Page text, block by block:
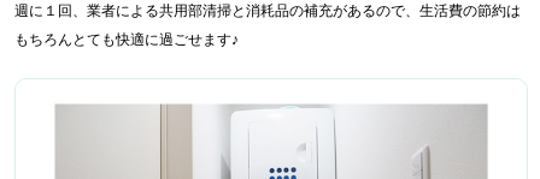
週に１回、業者による共用部清掃と消耗品の補充があるので、生活費の節約は
もちろんとても快適に過ごせます♪